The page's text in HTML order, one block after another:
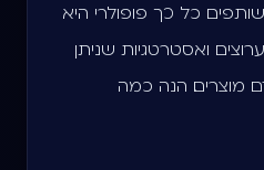
כל כך פופולרי היא
ואסטרטגיות שניתן
הנה כמה